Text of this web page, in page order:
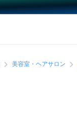
美容室・ヘアサロン